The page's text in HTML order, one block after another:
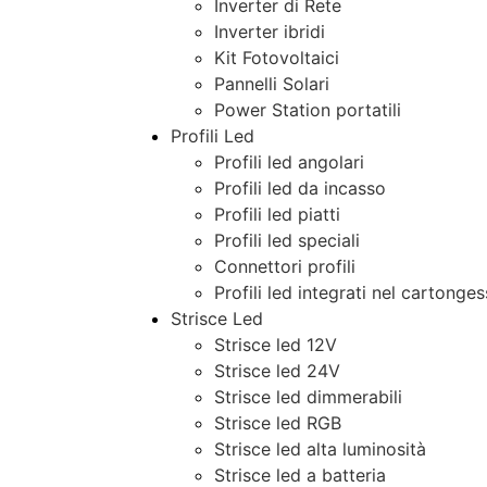
Inverter di Rete
Inverter ibridi
Kit Fotovoltaici
Pannelli Solari
Power Station portatili
Profili Led
Profili led angolari
Profili led da incasso
Profili led piatti
Profili led speciali
Connettori profili
Profili led integrati nel
Strisce Led
Strisce led 12V
Strisce led 24V
Strisce led dimmerabili
Strisce led RGB
Strisce led alta luminosità
Strisce led a batteria